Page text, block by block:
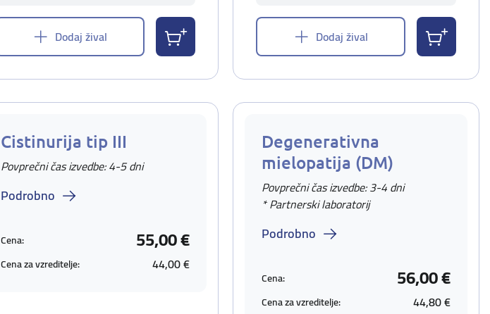
Dodaj žival Dodaj žival
Cistinurija tip III
Povprečni čas izvedbe: 4-5 dni
Podrobno
Cena: 55,00 €
Cena za vzreditelje: 44,00 €
Degenerativna
mielopatija (DM)
Povprečni čas izvedbe: 3-4 dni
* Partnerski laboratorij
Podrobno
Cena: 56,00 €
Cena za vzreditelje: 44,80 €